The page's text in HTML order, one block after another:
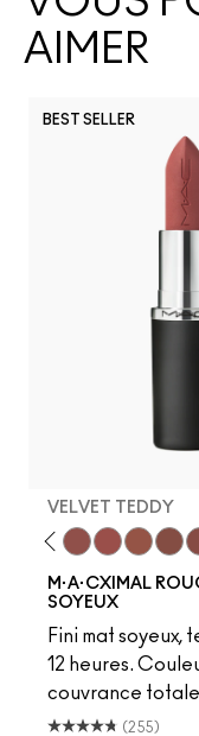
AIMER
BEST SELLER
VELVET TEDDY
Mull It To
M·A·CXIMAL
SOYEUX
Fini mat soyeux,
12 heures.
couvrance totale
(255)